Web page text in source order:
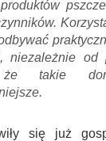
niezależnie od
że takie
się już